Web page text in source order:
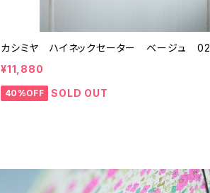
カシミヤ ハイネックセーター ベージュ 02
¥11,880
40%OFF SOLD OUT